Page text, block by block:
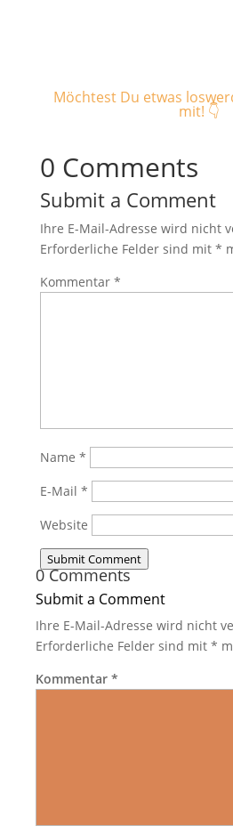
Möchtest Du etwas
mit! 👇
0 Comments
Submit a Comment
Ihre E-Mail-Adresse wird nicht
Erforderliche Felder sind mit *
Kommentar *
Name *
E-Mail *
Website
Submit Comment
0 Comments
Submit a Comment
Ihre E-Mail-Adresse wird nicht
Erforderliche Felder sind mit*
Kommentar*